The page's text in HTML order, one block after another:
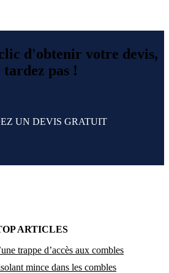
d'obtenir votre devis,
tardez pas !
UN DEVIS GRATUIT
ARTICLES
trappe d’accès aux combles
mince dans les combles